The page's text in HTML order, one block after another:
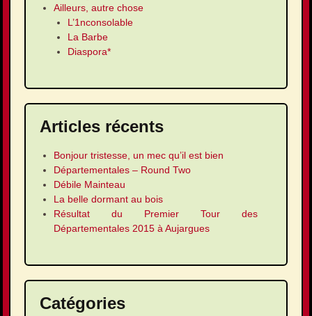
Ailleurs, autre chose
L’1nconsolable
La Barbe
Diaspora*
Articles récents
Bonjour tristesse, un mec qu’il est bien
Départementales – Round Two
Débile Mainteau
La belle dormant au bois
Résultat du Premier Tour des
Départementales 2015 à Aujargues
Catégories